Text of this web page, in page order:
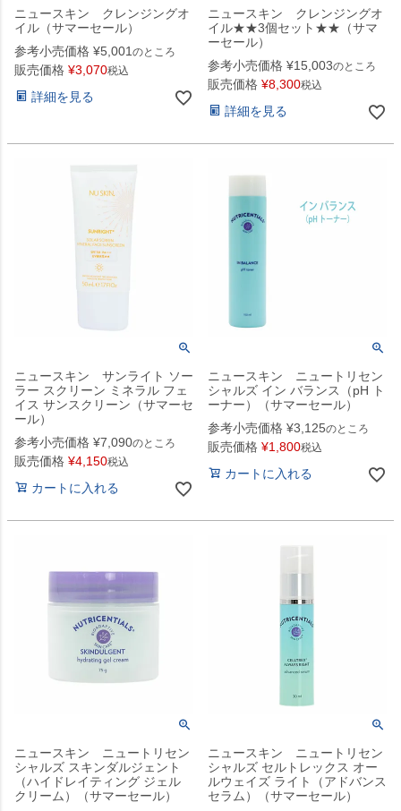
ニュースキン クレンジングオ
イル（サマーセール）
参考小売価格 ¥5,001 のところ
販売価格 ¥3,070税込
詳細を見る
ニュースキン クレンジングオ
イル★★3個セット★★（サマ
ーセール）
参考小売価格 ¥15,003のところ
販売価格 ¥8,300税込
詳細を見る
ニュースキン サンライト ソー
ラー スクリーン ミネラル フェ
イス サンスクリーン（サマーセ
ール）
参考小売価格 ¥7,090のところ
販売価格 ¥4,150税込
カートに入れる
ニュースキン ニュートリセン
シャルズ イン バランス（pH ト
ーナー）（サマーセール）
参考小売価格 ¥3,125のところ
販売価格 ¥1,800税込
カートに入れる
ニュースキン ニュートリセン
シャルズ スキンダルジェント
（ハイドレイティング ジェル
クリーム）（サマーセール）
ニュースキン ニュートリセン
シャルズ セルトレックス オー
ルウェイズ ライト（アドバンス
セラム）（サマーセール）